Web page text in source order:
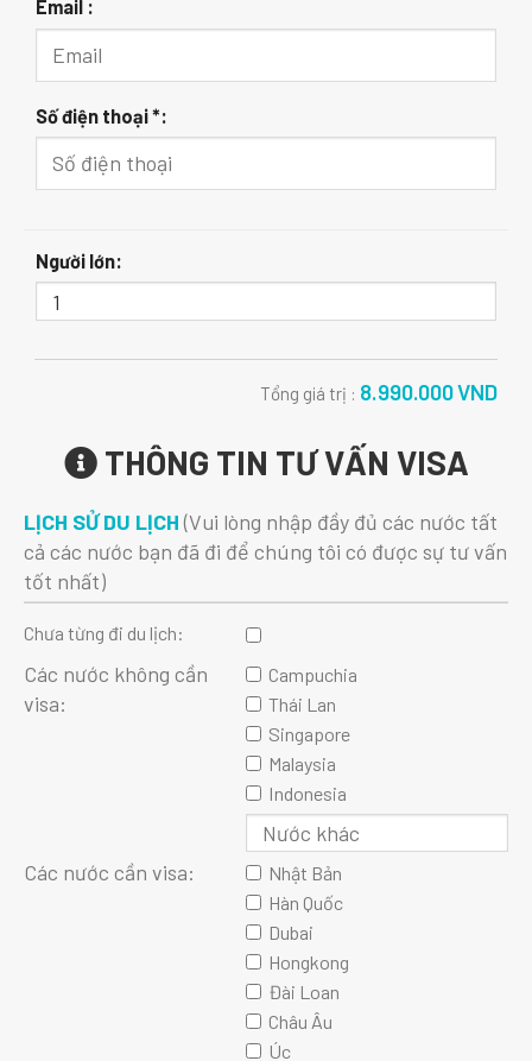
Email :
Số điện thoại *:
Người lớn:
Tổng giá trị : 8.990.000VND
THÔNG TIN TƯ VẤN VISA
LỊCH SỬ DU LỊCH(Vui lòng nhập đầy đủ các nước tất
cả các nước bạn đã đi để chúng tôi có được sự tư vấn
tốt nhất)
Chưa từng đi du lịch:
Các nước không cần
visa:
Campuchia
Thái Lan
Singapore
Malaysia
Indonesia
Các nước cần visa:
Nhật Bản
Hàn Quốc
Dubai
Hongkong
Đài Loan
Châu Âu
Úc